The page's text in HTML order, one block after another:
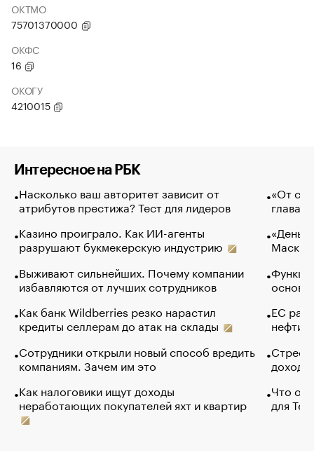
ОКТМО
75701370000
ОКФС
16
ОКОГУ
4210015
Интересное на РБК
Насколько ваш авторитет зависит от
атрибутов престижа? Тест для лидеров
Казино проиграло. Как ИИ-агенты
разрушают букмекерскую индустрию
Выживают сильнейших. Почему компании
избавляются от лучших сотрудников
Как банк Wildberries резко нарастил
кредиты селлерам до атак на склады
Сотрудники открыли новый способ вредить
компаниям. Зачем им это
Как налоговики ищут доходы
неработающих покупателей яхт и квартир
«От
глава
Маск в
основ
ЕС
нефти
Что
для